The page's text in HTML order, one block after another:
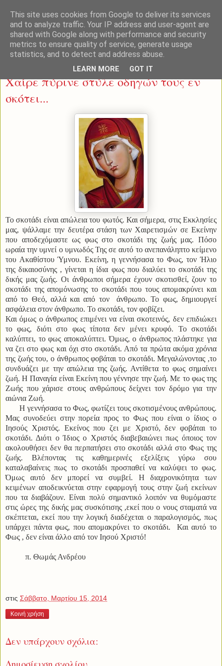
Σάββατο 15 Μαρτίου 2014
Χαίρε πύρινε στύλε οδηγών τους εν
σκότει...
Το σκοτάδι είναι απώλεια του φωτός. Και σήμερα, στις Εκκλησίες
μας, ψάλλαμε την δευτέρα στάση των Χαιρετισμών σε Εκείνην
που αποδεχόμαστε ως φως στο σκοτάδι της ζωής μας. Πόσο
ωραία την υμνεί ο υμνωδός Της σε αυτό το ανεπανάληπτο κείμενο
του Ακαθίστου Ύμνου. Εκείνη, η γεννήσασα το Φως, τον Ήλιο
της δικαιοσύνης , γίνεται η ίδια φως που διαλύει το σκοτάδι της
δικής μας ζωής. Οι άνθρωποι σήμερα έχουν σκοτισθεί, ζουν το
σκοτάδι της απομόνωσης το σκοτάδι που τους απομακρύνει και
από το Θεό, αλλά και από τον άνθρωπο. Το φως, δημιουργεί
ασφάλεια στον άνθρωπο. Το σκοτάδι, τον φοβίζει.
Και όμως ο άνθρωπος επιμένει να είναι σκοτεινός, δεν επιδιώκει
το φως, διότι στο φως τίποτα δεν μένει κρυφό. Το σκοτάδι
καλύπτει, το φως αποκαλύπτει. Όμως, ο άνθρωπος πλάστηκε για
να ζει στο φως και όχι στο σκοτάδι. Από τα πρώτα ακόμα χρόνια
της ζωής του, ο άνθρωπος φοβάται το σκοτάδι. Μεγαλώνοντας ,το
συνδυάζει με την απώλεια της ζωής. Αντίθετα το φως σημαίνει
ζωή. Η Παναγία είναι Εκείνη που γέννησε την ζωή. Με το φως της
Ζωής που χάρισε στους ανθρώπους δείχνει τον δρόμο για την
αιώνια Ζωή.
Η γεννήσασα το Φως, φωτίζει τους σκοτισμένους ανθρώπους.
Μας συνοδεύει στην πορεία προς το Φως που είναι ο ίδιος ο
Ιησούς Χριστός. Εκείνος που ζει με Χριστό, δεν φοβάται το
σκοτάδι. Διότι ο Ίδιος ο Χριστός διαβεβαιώνει πως όποιος τον
ακολουθήσει δεν θα περπατήσει στο σκοτάδι αλλά στο Φως της
ζωής. Βλέποντας τις καθημερινές εξελίξεις γύρω σου
καταλαβαίνεις πως το σκοτάδι προσπαθεί να καλύψει το φως.
Όμως αυτό δεν μπορεί να συμβεί. Η διαχρονικότητα των
κειμένων αποδεικνύεται στην εφαρμογή τους στην ζωή εκείνων
που τα διαβάζουν. Είναι πολύ σημαντικό λοιπόν να θυμόμαστε
στις ώρες της δικής μας συσκότισης ,εκεί που ο νους σταματά να
σκέπτεται, εκεί που την λογική διαδέχεται ο παραλογισμός, πως
υπάρχει πάντα φως, που απομακρύνει το σκοτάδι. Και αυτό το
Φως , δεν είναι άλλο από τον Ιησού Χριστό!
π. Θωμάς Ανδρέου
στις Σάββατο, Μαρτίου 15, 2014
Κοινή χρήση
Δεν υπάρχουν σχόλια:
This site uses cookies from Google to deliver its services
and to analyze traffic. Your IP address and user-agent are
shared with Google along with performance and security
metrics to ensure quality of service, generate usage
statistics, and to detect and address abuse.
LEARN MORE GOT IT